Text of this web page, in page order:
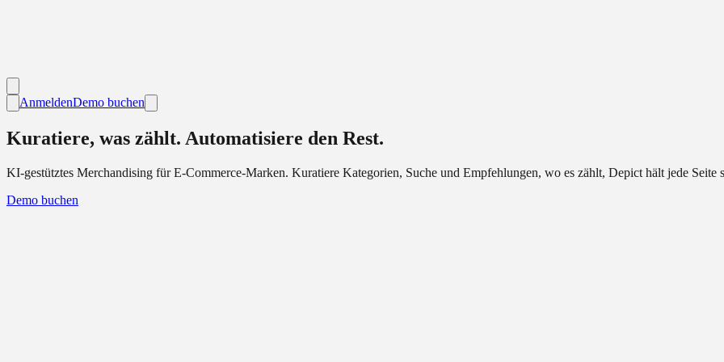
AnmeldenDemo buchen
Kuratiere, was zählt. Automatisiere den Rest.
KI-gestütztes Merchandising für E-Commerce-Marken. Kuratiere Kategorien, Suche und Empfehlungen, wo es zählt, Depict hält jede Seite
Demo buchen